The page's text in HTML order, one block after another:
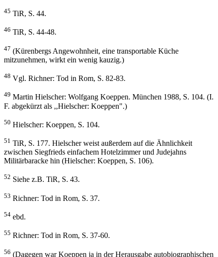
45 TiR, S. 44.
46 TiR, S. 44-48.
47 (Kürenbergs Angewohnheit, eine transportable Küche
mitzunehmen, wirkt ein wenig kauzig.)
48 Vgl. Richner: Tod in Rom, S. 82-83.
49 Martin Hielscher: Wolfgang Koeppen. München 1988, S. 104. (I.
F. abgekürzt als ,,Hielscher: Koeppen".)
50 Hielscher: Koeppen, S. 104.
51 TiR, S. 177. Hielscher weist außerdem auf die Ähnlichkeit
zwischen Siegfrieds einfachem Hotelzimmer und Judejahns
Militärbaracke hin (Hielscher: Koeppen, S. 106).
52 Siehe z.B. TiR, S. 43.
53 Richner: Tod in Rom, S. 37.
54 ebd.
55 Richner: Tod in Rom, S. 37-60.
56 (Dagegen war Koeppen ja in der Herausgabe autobiographischen